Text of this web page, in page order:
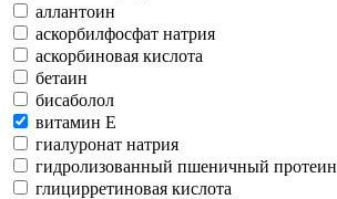
аллантоин
аскорбилфосфат натрия
аскорбиновая кислота
бетаин
бисаболол
витамин Е
гиалуронат натрия
гидролизованный пшеничный протеин
глицирретиновая кислота